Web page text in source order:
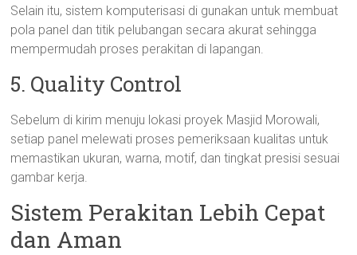
Selain itu, sistem komputerisasi di gunakan untuk membuat
pola panel dan titik pelubangan secara akurat sehingga
mempermudah proses perakitan di lapangan.
5. Quality Control
Sebelum di kirim menuju lokasi proyek Masjid Morowali,
setiap panel melewati proses pemeriksaan kualitas untuk
memastikan ukuran, warna, motif, dan tingkat presisi sesuai
gambar kerja.
Sistem Perakitan Lebih Cepat
dan Aman